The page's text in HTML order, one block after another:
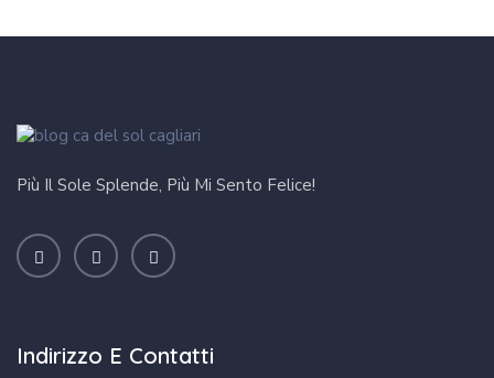
Più Il Sole Splende, Più Mi Sento Felice!
Indirizzo E Contatti